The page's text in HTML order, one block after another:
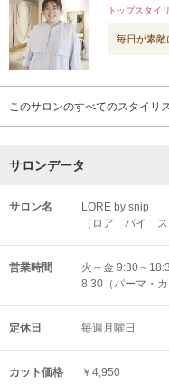
トップスタイ
毎日が素敵
このサロンのすべてのスタイリ
サロンデータ
サロン名
LORE by snip
（ロア バイ ス
営業時間
火～金 9:30～
8:30（パーマ・カ
定休日 毎週月曜日
カット価格 ￥4,950